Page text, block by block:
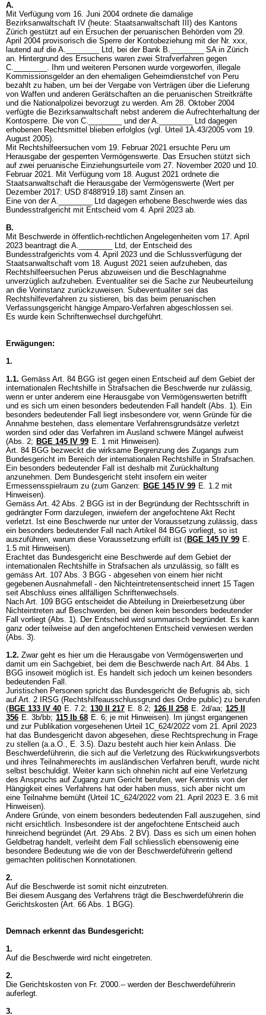
A.
Mit Verfügung vom 16. Juni 2004 ordnete die damalige
Bezirksanwaltschaft IV (heute: Staatsanwaltschaft III) des Kantons
Zürich gestützt auf ein Ersuchen der peruanischen Behörden vom 29.
April 2004 provisorisch die Sperre der Kontobeziehung mit der Nr. xxx,
lautend auf die A.________ Ltd, bei der Bank B.________ SA in Zürich
an. Hintergrund des Ersuchens waren zwei Strafverfahren gegen
C.________. Ihm und weiteren Personen wurde vorgeworfen, illegale
Kommissionsgelder an den ehemaligen Geheimdienstchef von Peru
bezahlt zu haben, um bei der Vergabe von Verträgen über die Lieferung
von Waffen und anderen Gerätschaften an die peruanischen Streitkräfte
und die Nationalpolizei bevorzugt zu werden. Am 28. Oktober 2004
verfügte die Bezirksanwaltschaft nebst anderem die Aufrechterhaltung der
Kontosperre. Die von C.________ und der A.________ Ltd dagegen
erhobenen Rechtsmittel blieben erfolglos (vgl. Urteil 1A.43/2005 vom 19.
August 2005).
Mit Rechtshilfeersuchen vom 19. Februar 2021 ersuchte Peru um
Herausgabe der gesperrten Vermögenswerte. Das Ersuchen stützt sich
auf zwei peruanische Einziehungsurteile vom 27. November 2020 und 10.
Februar 2021. Mit Verfügung vom 18. August 2021 ordnete die
Staatsanwaltschaft die Herausgabe der Vermögenswerte (Wert per
Dezember 2017: USD 8'488'919.18) samt Zinsen an.
Eine von der A.________ Ltd dagegen erhobene Beschwerde wies das
Bundesstrafgericht mit Entscheid vom 4. April 2023 ab.
B.
Mit Beschwerde in öffentlich-rechtlichen Angelegenheiten vom 17. April
2023 beantragt die A.________ Ltd, der Entscheid des
Bundesstrafgerichts vom 4. April 2023 und die Schlussverfügung der
Staatsanwaltschaft vom 18. August 2021 seien aufzuheben, das
Rechtshilfeersuchen Perus abzuweisen und die Beschlagnahme
unverzüglich aufzuheben. Eventualiter sei die Sache zur Neubeurteilung
an die Vorinstanz zurückzuweisen. Subeventualiter sei das
Rechtshilfeverfahren zu sistieren, bis das beim peruanischen
Verfassungsgericht hängige Amparo-Verfahren abgeschlossen sei.
Es wurde kein Schriftenwechsel durchgeführt.
Erwägungen:
1.
1.1. Gemäss Art. 84 BGG ist gegen einen Entscheid auf dem Gebiet der
internationalen Rechtshilfe in Strafsachen die Beschwerde nur zulässig,
wenn er unter anderem eine Herausgabe von Vermögenswerten betrifft
und es sich um einen besonders bedeutenden Fall handelt (Abs. 1). Ein
besonders bedeutender Fall liegt insbesondere vor, wenn Gründe für die
Annahme bestehen, dass elementare Verfahrensgrundsätze verletzt
worden sind oder das Verfahren im Ausland schwere Mängel aufweist
(Abs. 2; BGE 145 IV 99 E. 1 mit Hinweisen).
Art. 84 BGG bezweckt die wirksame Begrenzung des Zugangs zum
Bundesgericht im Bereich der internationalen Rechtshilfe in Strafsachen.
Ein besonders bedeutender Fall ist deshalb mit Zurückhaltung
anzunehmen. Dem Bundesgericht steht insofern ein weiter
Ermessensspielraum zu (zum Ganzen: BGE 145 IV 99 E. 1.2 mit
Hinweisen).
Gemäss Art. 42 Abs. 2 BGG ist in der Begründung der Rechtsschrift in
gedrängter Form darzulegen, inwiefern der angefochtene Akt Recht
verletzt. Ist eine Beschwerde nur unter der Voraussetzung zulässig, dass
ein besonders bedeutender Fall nach Artikel 84 BGG vorliegt, so ist
auszuführen, warum diese Voraussetzung erfüllt ist ( BGE 145 IV 99 E.
1.5 mit Hinweisen).
Erachtet das Bundesgericht eine Beschwerde auf dem Gebiet der
internationalen Rechtshilfe in Strafsachen als unzulässig, so fällt es
gemäss Art. 107 Abs. 3 BGG - abgesehen von einem hier nicht
gegebenen Ausnahmefall - den Nichteintretensentscheid innert 15 Tagen
seit Abschluss eines allfälligen Schriftenwechsels.
Nach Art. 109 BGG entscheidet die Abteilung in Dreierbesetzung über
Nichteintreten auf Beschwerden, bei denen kein besonders bedeutender
Fall vorliegt (Abs. 1). Der Entscheid wird summarisch begründet. Es kann
ganz oder teilweise auf den angefochtenen Entscheid verwiesen werden
(Abs. 3).
1.2. Zwar geht es hier um die Herausgabe von Vermögenswerten und
damit um ein Sachgebiet, bei dem die Beschwerde nach Art. 84 Abs. 1
BGG insoweit möglich ist. Es handelt sich jedoch um keinen besonders
bedeutenden Fall.
Juristischen Personen spricht das Bundesgericht die Befugnis ab, sich
auf Art. 2 IRSG (Rechtshilfeausschlussgrund des Ordre public) zu berufen
( BGE 133 IV 40 E. 7.2; 130 II 217 E. 8.2; 126 II 258 E. 2d/aa; 125 II
356 E. 3b/bb; 115 Ib 68 E. 6; je mit Hinweisen). Im jüngst ergangenen
und zur Publikation vorgesehenen Urteil 1C_624/2022 vom 21. April 2023
hat das Bundesgericht davon abgesehen, diese Rechtsprechung in Frage
zu stellen (a.a.O., E. 3.5). Dazu besteht auch hier kein Anlass. Die
Beschwerdeführerin, die sich auf die Verletzung des Rückwirkungsverbots
und ihres Teilnahmerechts im ausländischen Verfahren beruft, wurde nicht
selbst beschuldigt. Weiter kann sich ohnehin nicht auf eine Verletzung
des Anspruchs auf Zugang zum Gericht berufen, wer Kenntnis von der
Hängigkeit eines Verfahrens hat oder haben muss, sich aber nicht um
eine Teilnahme bemüht (Urteil 1C_624/2022 vom 21. April 2023 E. 3.6 mit
Hinweisen).
Andere Gründe, von einem besonders bedeutenden Fall auszugehen, sind
nicht ersichtlich. Insbesondere ist der angefochtene Entscheid auch
hinreichend begründet (Art. 29 Abs. 2 BV). Dass es sich um einen hohen
Geldbetrag handelt, verleiht dem Fall schliesslich ebensowenig eine
besondere Bedeutung wie die von der Beschwerdeführerin geltend
gemachten politischen Konnotationen.
2.
Auf die Beschwerde ist somit nicht einzutreten.
Bei diesem Ausgang des Verfahrens trägt die Beschwerdeführerin die
Gerichtskosten (Art. 66 Abs. 1 BGG).
Demnach erkennt das Bundesgericht:
1.
Auf die Beschwerde wird nicht eingetreten.
2.
Die Gerichtskosten von Fr. 2'000.-- werden der Beschwerdeführerin
auferlegt.
3.